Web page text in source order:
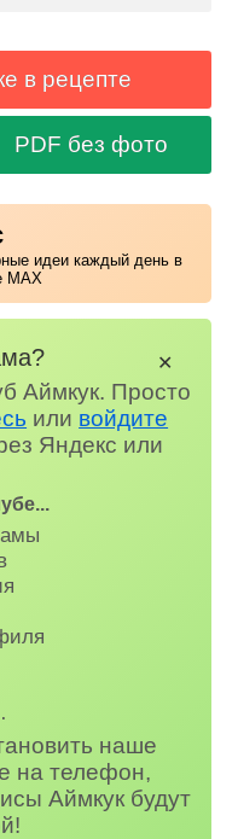
в рецепте
PDF без фото
идеи каждый день в
MAX
Аймкук. Просто
или войдите
Яндекс или
наше
на телефон,
Аймкук будут
✕